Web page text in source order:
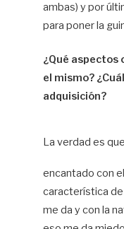
ambas) y por
para poner la
¿Qué aspectos
el mismo?
adquisición?
La verdad es
encantado con
característica
me da y con la